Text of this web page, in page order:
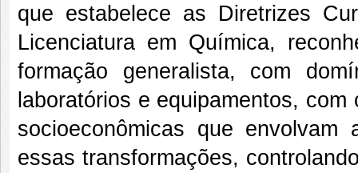
que estabelece as Diretrizes
Licenciatura em Química,
formação generalista, com
laboratórios e equipamentos,
socioeconômicas que envolvam
essas transformações,